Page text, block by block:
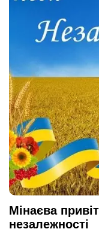
Мінаєва
незалежності